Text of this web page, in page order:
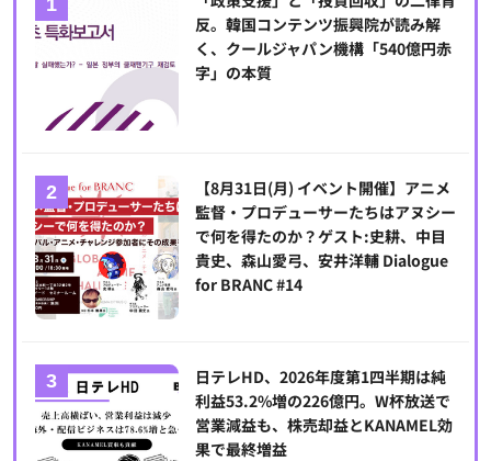
反。韓国コンテンツ振興院が読み解
く、クールジャパン機構「540億円赤
字」の本質
【8月31日(月) イベント開催】アニメ
監督・プロデューサーたちはアヌシー
で何を得たのか？ゲスト:史耕、中目
貴史、森山愛弓、安井洋輔 Dialogue
for BRANC #14
日テレHD、2026年度第1四半期は純
利益53.2%増の226億円。W杯放送で
営業減益も、株売却益とKANAMEL効
果で最終増益